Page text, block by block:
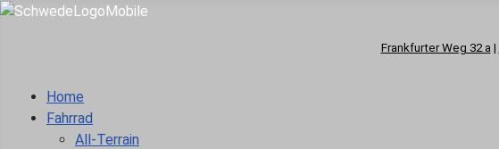
Frankfurter Weg 32 a |
Home
Fahrrad
All-Terrain